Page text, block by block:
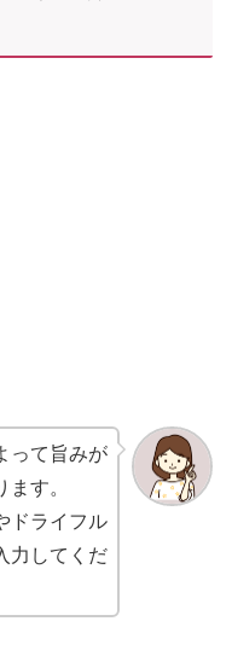
って旨みが
す。
ドライフル
力してくだ